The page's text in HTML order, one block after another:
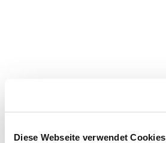
Diese Webseite verwendet Cookies